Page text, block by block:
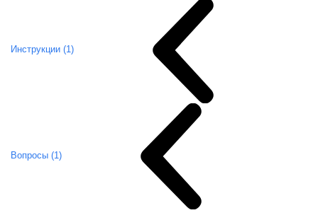
Инструкции (1)
Вопросы (1)